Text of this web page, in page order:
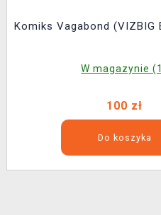
Komiks Vagabond (VIZBIG
W magazynie
100 zł
Do koszyka